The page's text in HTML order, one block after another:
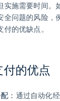
实施需要时间。
问题的风险，
的优缺点。
付的优点
： 通过自动化